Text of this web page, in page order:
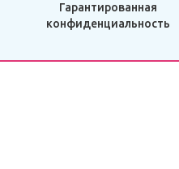
Гарантированная
конфиденциальность